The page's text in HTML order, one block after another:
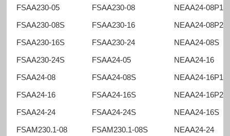
FSAA230-05
FSAA230-08
NEAA24-08P1
FSAA230-08S
FSAA230-16
NEAA24-08P2
FSAA230-16S
FSAA230-24
NEAA24-08S
FSAA230-24S
FSAA24-05
NEAA24-16
FSAA24-08
FSAA24-08S
NEAA24-16P1
FSAA24-16
FSAA24-16S
NEAA24-16P2
FSAA24-24
FSAA24-24S
NEAA24-16S
FSAM230.1-08
FSAM230.1-08S
NEAA24-24